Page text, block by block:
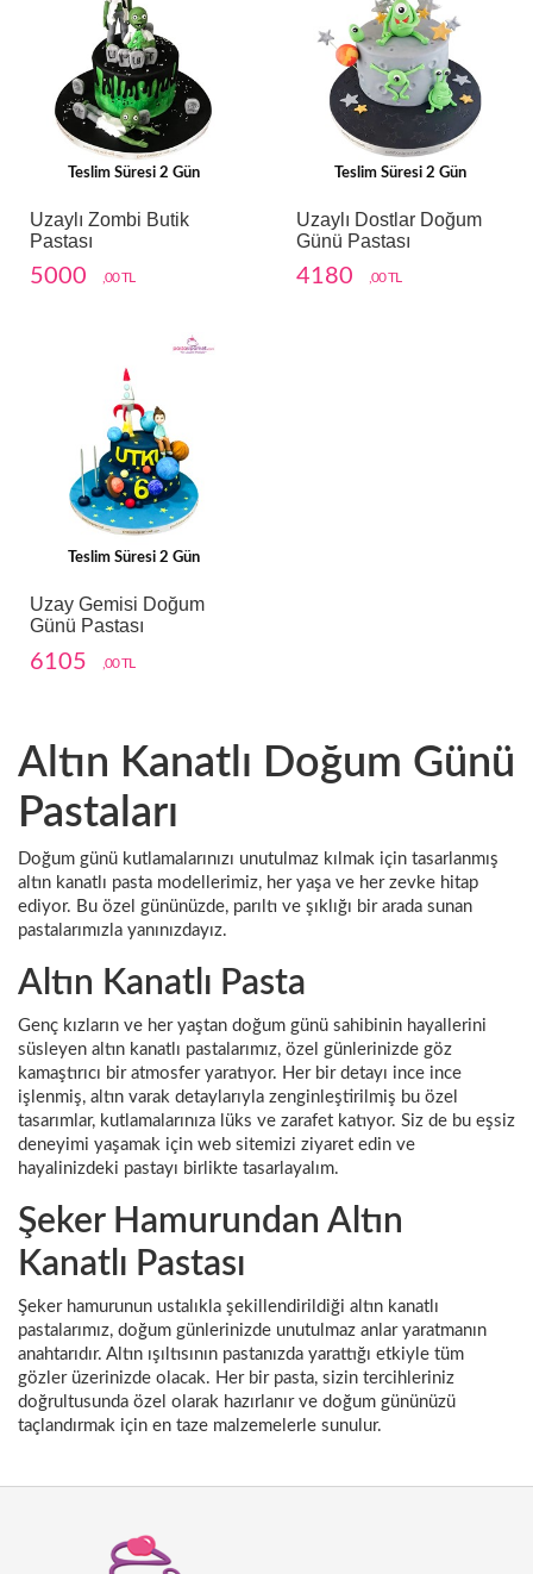
Teslim Süresi 2 Gün
Uzaylı Zombi Butik
Pastası
5000 ,00 TL
Teslim Süresi 2 Gün
Uzaylı Dostlar Doğum
Günü Pastası
4180 ,00 TL
Teslim Süresi 2 Gün
Uzay Gemisi Doğum
Günü Pastası
6105 ,00 TL
Altın Kanatlı Doğum Günü
Pastaları
Doğum günü kutlamalarınızı unutulmaz kılmak için tasarlanmış
altın kanatlı pasta modellerimiz, her yaşa ve her zevke hitap
ediyor. Bu özel gününüzde, parıltı ve şıklığı bir arada sunan
pastalarımızla yanınızdayız.
Altın Kanatlı Pasta
Genç kızların ve her yaştan doğum günü sahibinin hayallerini
süsleyen altın kanatlı pastalarımız, özel günlerinizde göz
kamaştırıcı bir atmosfer yaratıyor. Her bir detayı ince ince
işlenmiş, altın varak detaylarıyla zenginleştirilmiş bu özel
tasarımlar, kutlamalarınıza lüks ve zarafet katıyor. Siz de bu eşsiz
deneyimi yaşamak için web sitemizi ziyaret edin ve
hayalinizdeki pastayı birlikte tasarlayalım.
Şeker Hamurundan Altın
Kanatlı Pastası
Şeker hamurunun ustalıkla şekillendirildiği altın kanatlı
pastalarımız, doğum günlerinizde unutulmaz anlar yaratmanın
anahtarıdır. Altın ışıltısının pastanızda yarattığı etkiyle tüm
gözler üzerinizde olacak. Her bir pasta, sizin tercihleriniz
doğrultusunda özel olarak hazırlanır ve doğum gününüzü
taçlandırmak için en taze malzemelerle sunulur.